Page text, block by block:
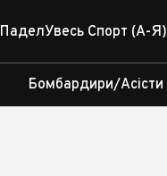
ПаделУвесь Спорт (А-Я)
Бомбардири/Асісти